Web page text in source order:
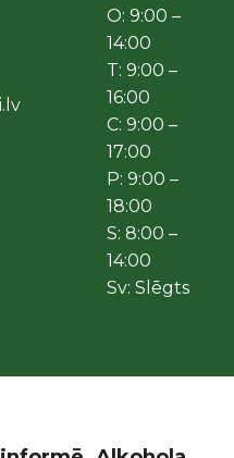
O: 9:00 –
14:00
T: 9:00 –
16:00
C: 9:00 –
17:00
P: 9:00 –
18:00
S: 8:00 –
14:00
Sv: Slēgts